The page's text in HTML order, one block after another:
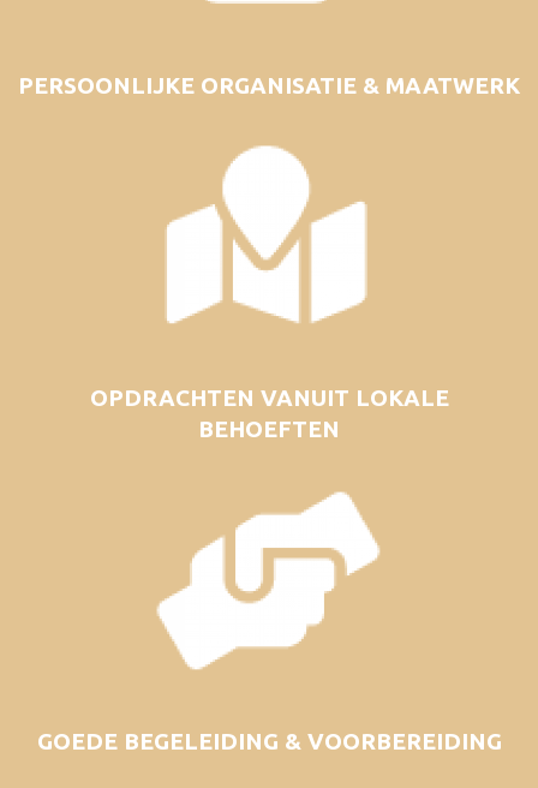
PERSOONLIJKE ORGANISATIE & MAATWERK
OPDRACHTEN VANUIT LOKALE
BEHOEFTEN
GOEDE BEGELEIDING & VOORBEREIDING